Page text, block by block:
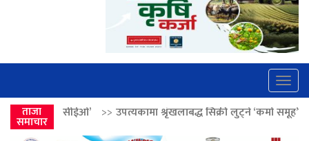
ताजा
समाचार
उपत्यकामा श्रृंखलाबद्ध सिक्री लुट्ने ‘कर्मा समूह’का नाइकेसहित पाँच